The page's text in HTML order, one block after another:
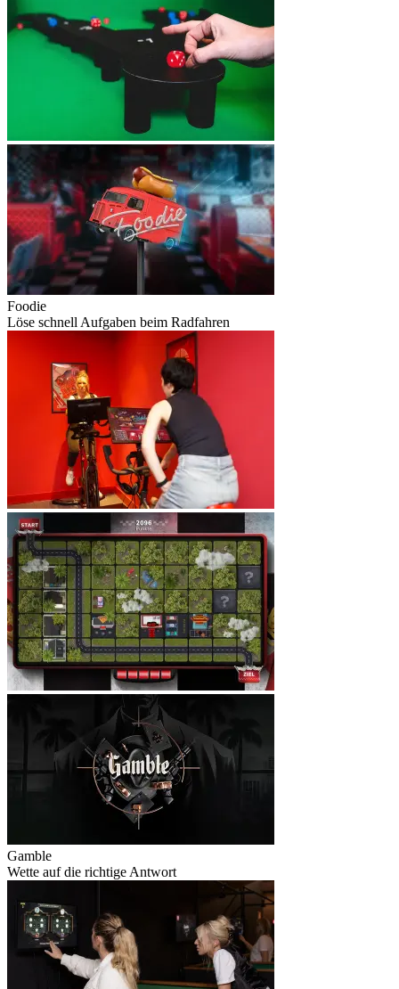
Foodie
Löse schnell Aufgaben beim Radfahren
Gamble
Wette auf die richtige Antwort